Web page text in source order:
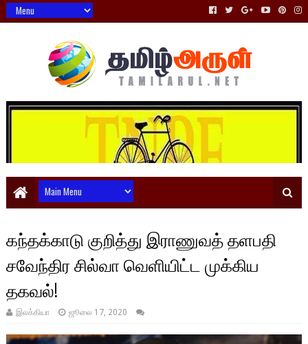
கந்தக்காடு குறித்து இராணுவத் தளபதி
சவேந்திர சில்வா வெளியிட்ட முக்கிய
தகவல்!
இலக்கியா ஜூலை 17, 2020